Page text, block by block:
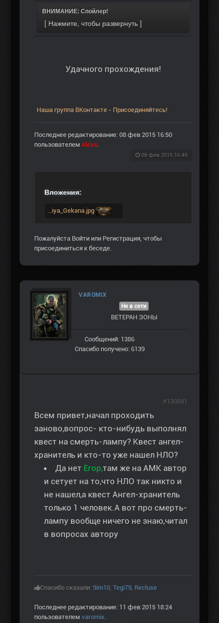
ВНИМАНИЕ: Спойлер!
Удачного прохождения!
Наша группа ВКонтакте - Присоединяйтесь!
Последнее редактирование: 08 фев 2015 16:50
пользователем Alexs.
08 фев 2015 16:49
Вложения:
...iya_Gekana.jpg
Пожалуйста Войти или Регистрация, чтобы
присоединиться к беседе.
VAROMIX
Не в сети
ВЕТЕРАН ЗOНЫ
Сообщений: 1386
Спасибо получено: 6139
Всем привет,начал проходить
заново,вопрос- кто-нибудь выполнял
квест на смерть-лампу? Квест ангел-
хранитель и кто-то уже нашел НЛО?
Да нет Егор,там же на АМК автор
и сетует на то,что НЛО так никто и
не нашел,а квест Ангел-хранитель
только 1 человек.А вот про смерть-
лампу вообще ничего не знаю,читал
в вопросах автору
Спасибо сказали: 9im10, Tegi79, Recluse
Последнее редактирование: 11 фев 2015 18:24
пользователем varomix.
#130841